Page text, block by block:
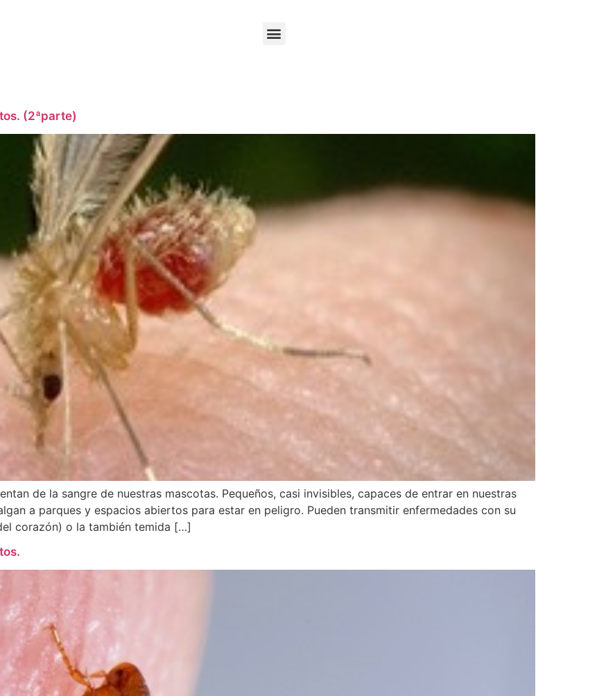
(2ªparte)
de la sangre de nuestras mascotas. Pequeños, casi invisibles, capaces de entrar en nuestras
a parques y espacios abiertos para estar en peligro. Pueden transmitir enfermedades con su
corazón) o la también temida […]